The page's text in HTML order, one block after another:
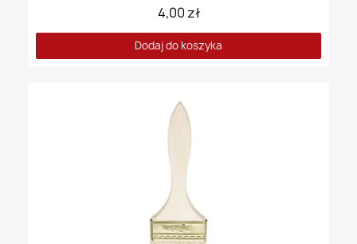
4,00 zł
Dodaj do koszyka